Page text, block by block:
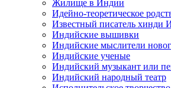
Жилище в Индии
Идейно-теоретическое
Известный писатель хинди
Индийские вышивки
Индийские мыслители
Индийские ученые
Индийский музыкант или
Индийский народный театр